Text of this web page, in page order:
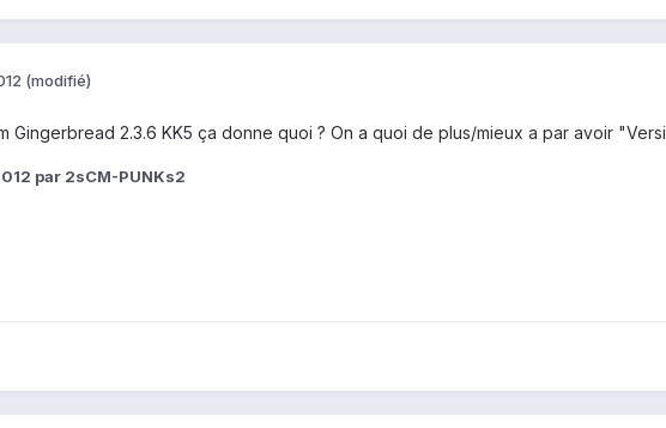
(modifié)
Gingerbread 2.3.6 KK5 ça donne quoi ? On a quoi de plus/mieux a par avoir
par 2sCM-PUNKs2